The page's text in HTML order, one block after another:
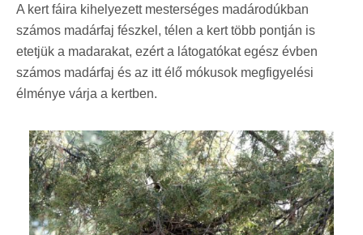
A kert fáira kihelyezett mesterséges madárodúkban
számos madárfaj fészkel, télen a kert több pontján is
etetjük a madarakat, ezért a látogatókat egész évben
számos madárfaj és az itt élő mókusok megfigyelési
élménye várja a kertben.